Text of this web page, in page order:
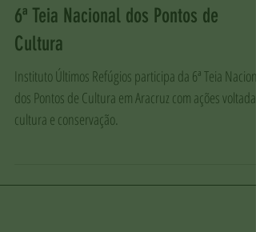
Instituto Últimos Refúgios participa
6ª Teia Nacional dos Pontos de
Cultura
Instituto Últimos Refúgios participa da 6ª Teia Nacional